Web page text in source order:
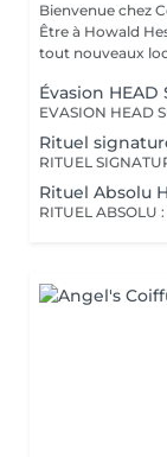
Bienvenue chez Concept
Être à Howald
tout nouveaux
Évasion HEAD
Rituel
Rituel Absolu